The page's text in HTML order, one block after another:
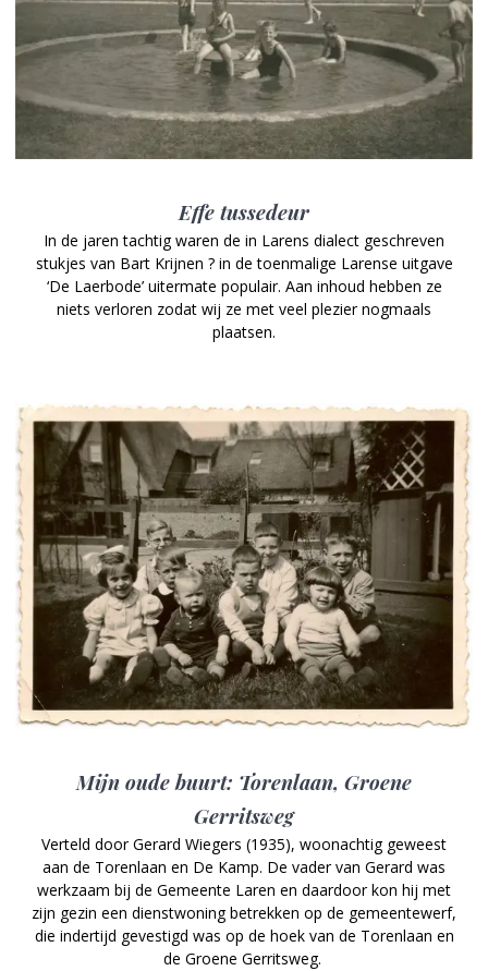
Effe tussedeur
In de jaren tachtig waren de in Larens dialect geschreven
stukjes van Bart Krijnen ? in de toenmalige Larense uitgave
‘De Laerbode’ uitermate populair. Aan inhoud hebben ze
niets verloren zodat wij ze met veel plezier nogmaals
plaatsen.
Mijn oude buurt: Torenlaan, Groene
Gerritsweg
Verteld door Gerard Wiegers (1935), woonachtig geweest
aan de Torenlaan en De Kamp. De vader van Gerard was
werkzaam bij de Gemeente Laren en daardoor kon hij met
zijn gezin een dienstwoning betrekken op de gemeentewerf,
die indertijd gevestigd was op de hoek van de Torenlaan en
de Groene Gerritsweg.